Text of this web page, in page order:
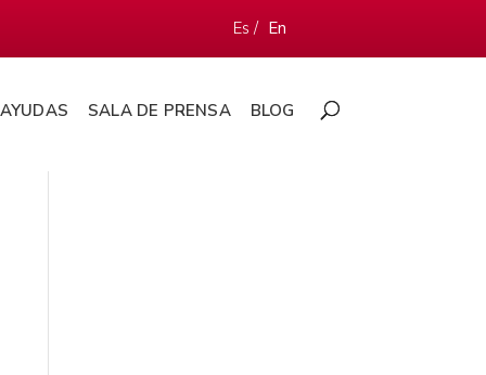
Es / En
AYUDAS SALA DE PRENSA BLOG